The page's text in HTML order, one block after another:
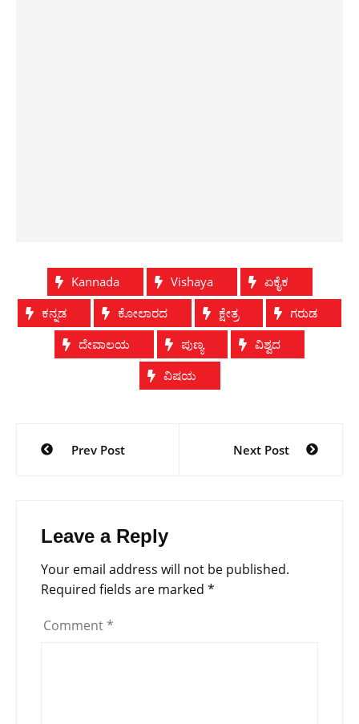
Kannada Vishaya
ಏಕೈಕ
ಕನ್ನಡ
ಕೋಲಾರದ ಕ್ಷೇತ್ರ
ಗರುಡ
ದೇವಾಲಯ
ಪುಣ್ಯ
ವಿಶ್ವದ
ವಿಷಯ
navigation
Prev Post Next Post
Leave a Reply
Your email address will not be published.
Required fields are marked *
Comment *